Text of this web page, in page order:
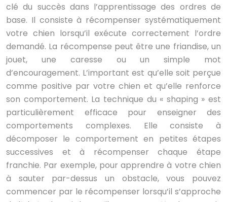
clé du succès dans l’apprentissage des ordres de
base. Il consiste à récompenser systématiquement
votre chien lorsqu’il exécute correctement l’ordre
demandé. La récompense peut être une friandise, un
jouet, une caresse ou un simple mot
d’encouragement. L’important est qu’elle soit perçue
comme positive par votre chien et qu’elle renforce
son comportement. La technique du « shaping » est
particulièrement efficace pour enseigner des
comportements complexes. Elle consiste à
décomposer le comportement en petites étapes
successives et à récompenser chaque étape
franchie. Par exemple, pour apprendre à votre chien
à sauter par-dessus un obstacle, vous pouvez
commencer par le récompenser lorsqu’il s’approche